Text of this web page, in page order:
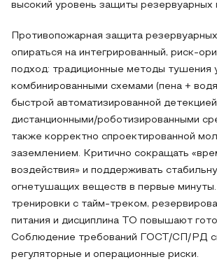
высокий уровень защиты резервуарных
Противопожарная защита
опираться на интегрированный, риск-
подход: традиционные методы тушения
комбинированными схемами (пена +
быстрой автоматизированной
дистанционными/роботизированными
также корректно спроектированной
заземлением. Критично сокращать
воздействия» и поддерживать
огнетушащих веществ в первые
тренировки с тайм-треком,
питания и дисциплина ТО повышают
Соблюдение требований ГОСТ/СП/РД
регуляторные и операционные риски.